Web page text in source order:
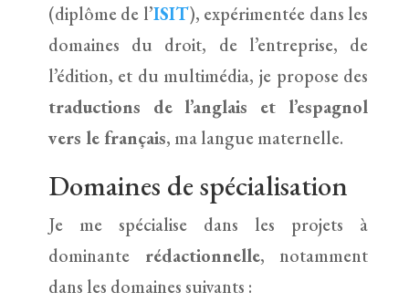
(diplôme de l’ISIT), expérimentée dans les
domaines du droit, de l’entreprise, de
l’édition, et du multimédia, je propose des
traductions de l’anglais et l’espagnol
vers le français, ma langue maternelle.
Domaines de spécialisation
Je me spécialise dans les projets à
dominante rédactionnelle, notamment
dans les domaines suivants :